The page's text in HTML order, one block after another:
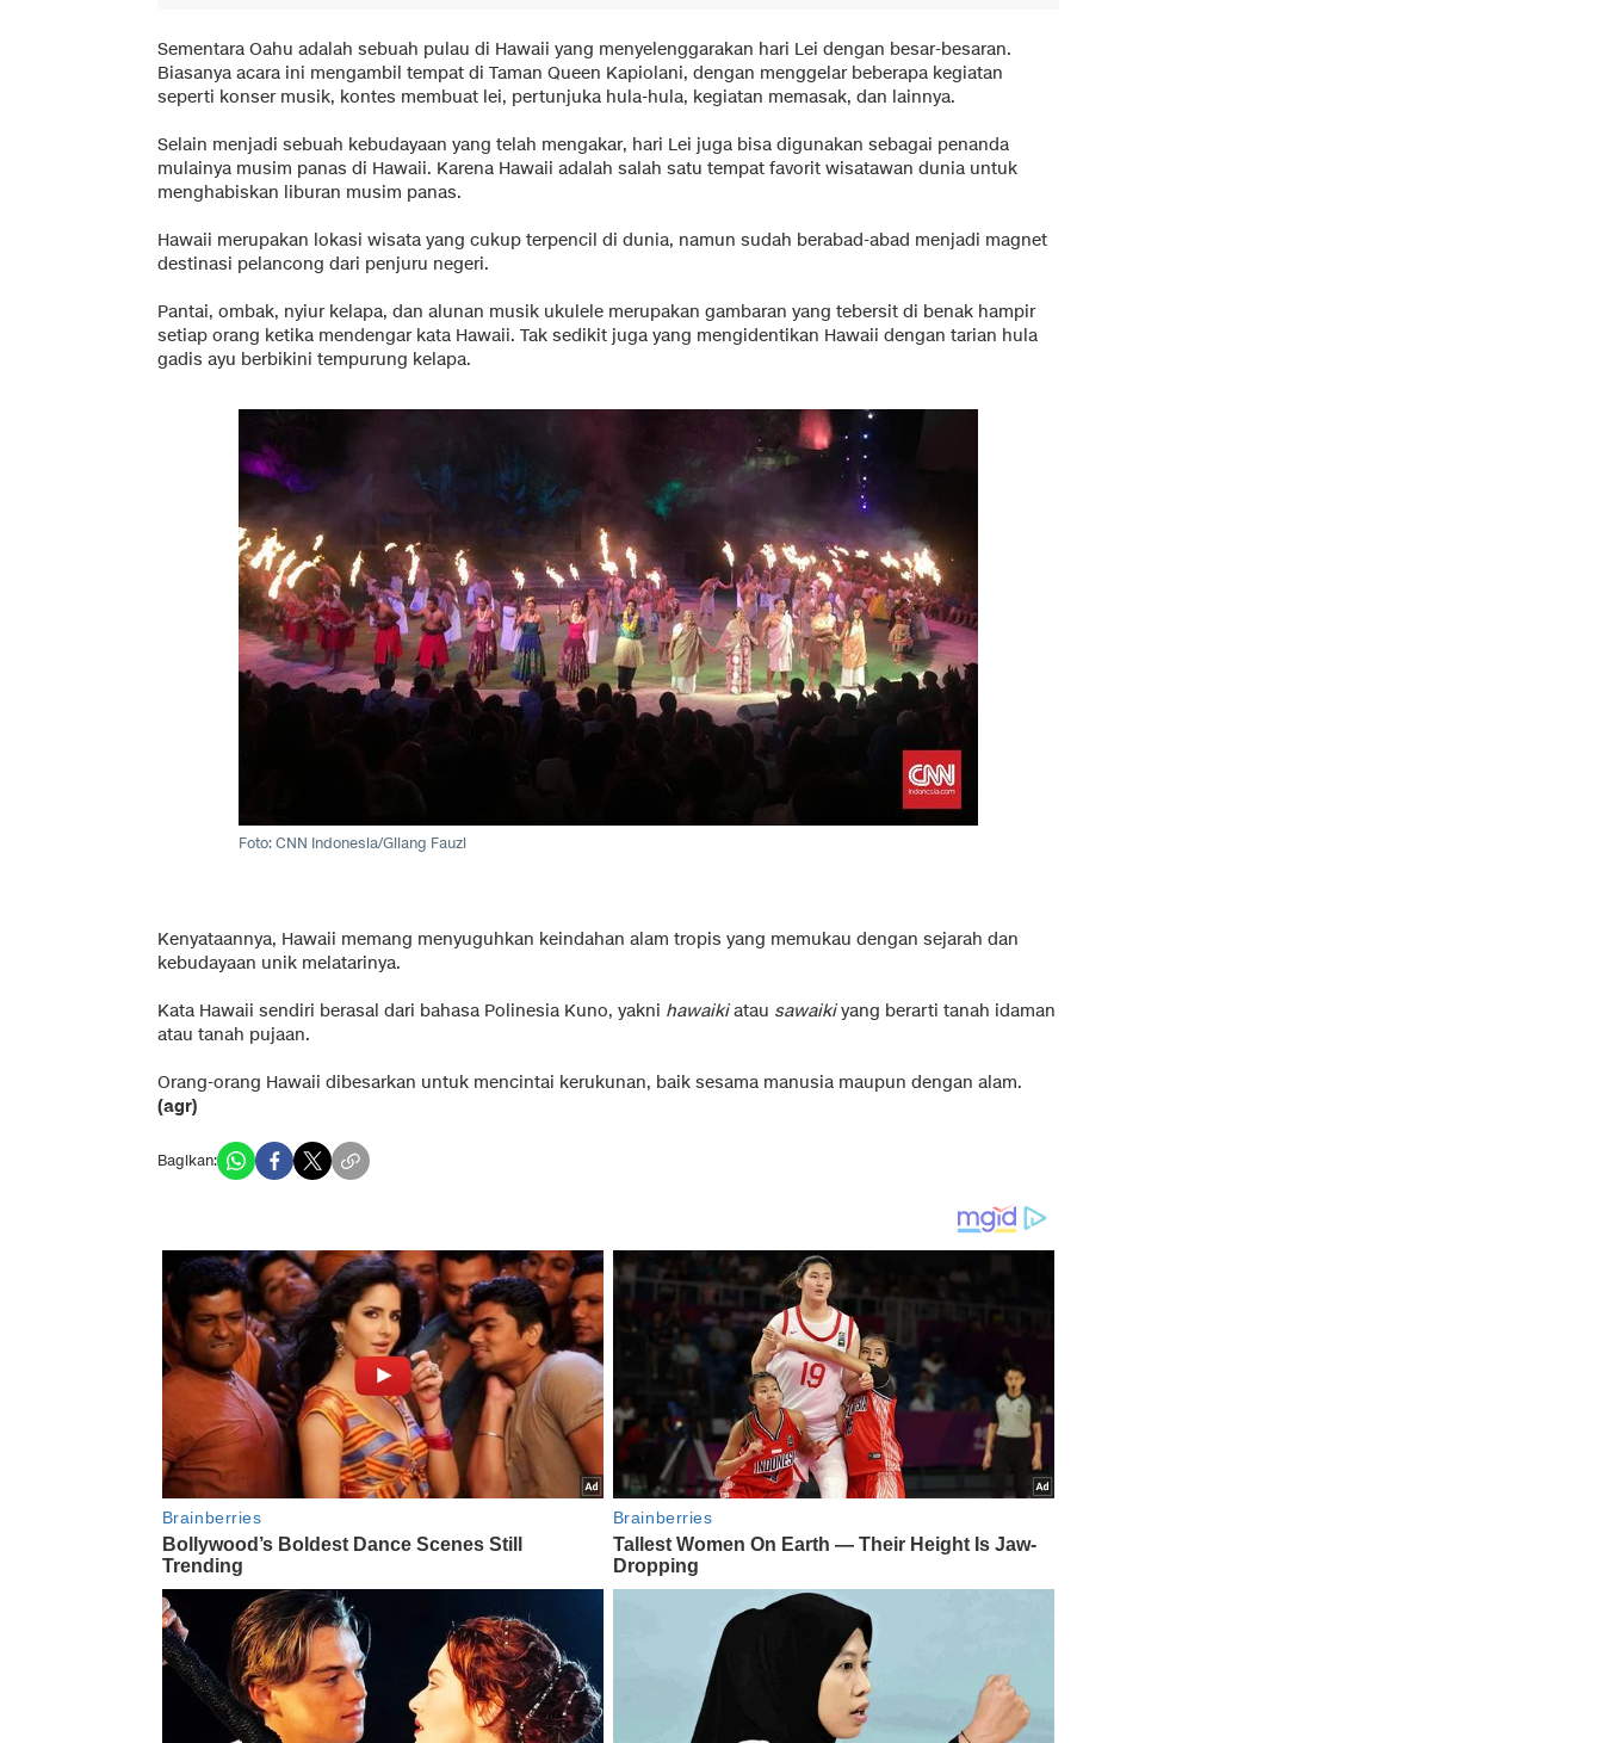
Sementara Oahu adalah sebuah pulau di Hawaii yang menyelenggarakan hari Lei dengan besar-besaran.
Biasanya acara ini mengambil tempat di Taman Queen Kapiolani, dengan menggelar beberapa kegiatan
seperti konser musik, kontes membuat lei, pertunjuka hula-hula, kegiatan memasak, dan lainnya.
Selain menjadi sebuah kebudayaan yang telah mengakar, hari Lei juga bisa digunakan sebagai penanda
mulainya musim panas di Hawaii. Karena Hawaii adalah salah satu tempat favorit wisatawan dunia untuk
menghabiskan liburan musim panas.
Hawaii merupakan lokasi wisata yang cukup terpencil di dunia, namun sudah berabad-abad menjadi magnet
destinasi pelancong dari penjuru negeri.
Pantai, ombak, nyiur kelapa, dan alunan musik ukulele merupakan gambaran yang tebersit di benak hampir
setiap orang ketika mendengar kata Hawaii. Tak sedikit juga yang mengidentikan Hawaii dengan tarian hula
gadis ayu berbikini tempurung kelapa.
Foto: CNN Indonesia/Gilang Fauzi
Kenyataannya, Hawaii memang menyuguhkan keindahan alam tropis yang memukau dengan sejarah dan
kebudayaan unik melatarinya.
Kata Hawaii sendiri berasal dari bahasa Polinesia Kuno, yakni hawaikiatau sawaikiyang berarti tanah idaman
atau tanah pujaan.
Orang-orang Hawaii dibesarkan untuk mencintai kerukunan, baik sesama manusia maupun dengan alam.
(agr)
Bagikan: